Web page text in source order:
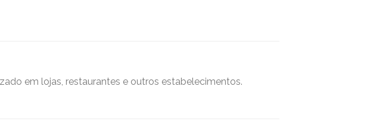
em lojas, restaurantes e outros estabelecimentos.